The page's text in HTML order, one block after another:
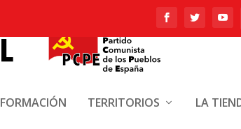
FORMACIÓN TERRITORIOS LA